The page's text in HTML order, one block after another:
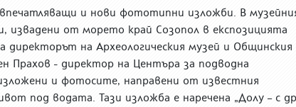
и нови фототипни изложби. В
извадени от морето край Созопол в експозицията
директорът на Археологическия музей и Общинския
- директор на Центъра за подводна
и фотосите, направени от известния
под водата. Тази изложба е наречена „Долу – с